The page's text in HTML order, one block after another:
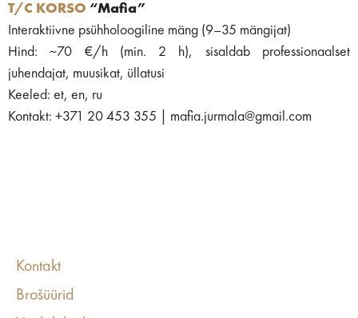
T/C KORSO “Mafia”
Interaktiivne psühholoogiline mäng (9–35 mängijat)
Hind: ~70 €/h (min. 2 h), sisaldab professionaalset
juhendajat, muusikat, üllatusi
Keeled: et, en, ru
Kontakt: +371 20 453 355 | mafia.jurmala@gmail.com
Kontakt
Brošüürid